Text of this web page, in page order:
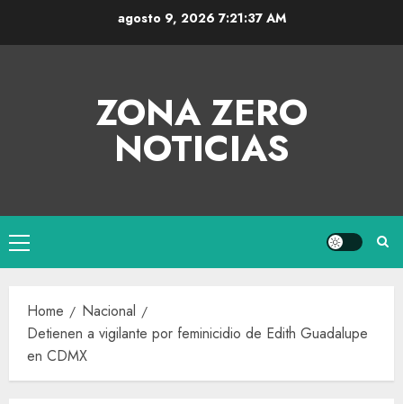
agosto 9, 2026 7:21:37 AM
ZONA ZERO
NOTICIAS
Home
Nacional
Detienen a vigilante por feminicidio de Edith Guadalupe
en CDMX